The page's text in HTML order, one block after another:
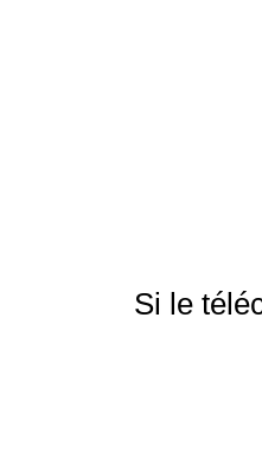
Si le